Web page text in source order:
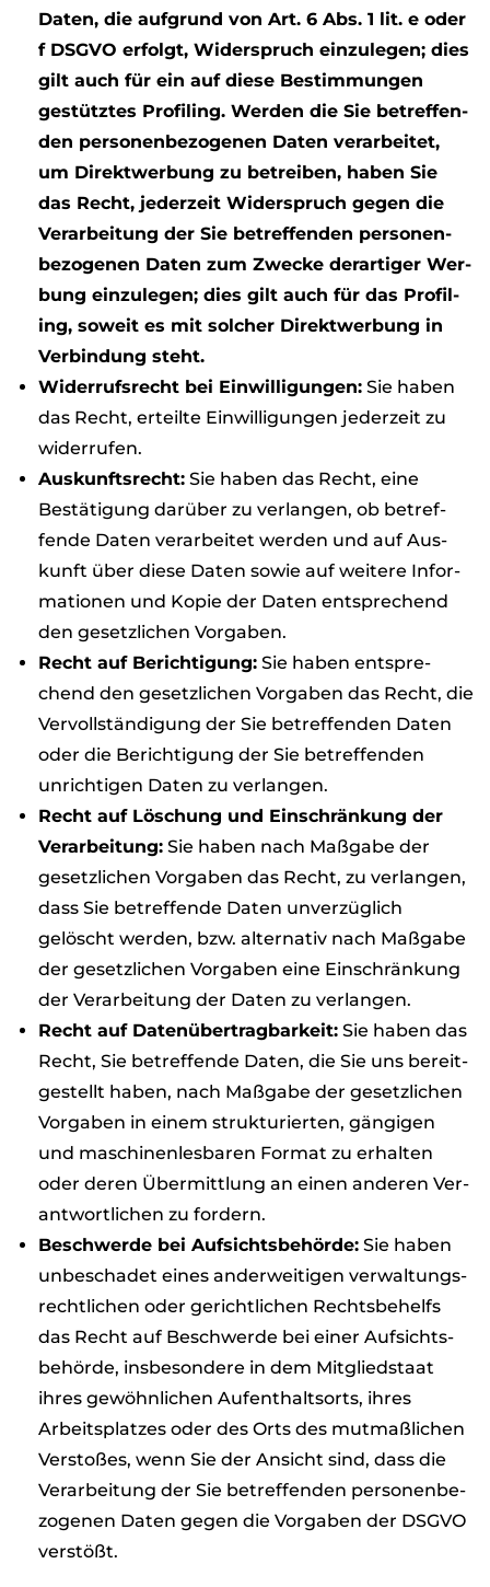
Daten, die auf­grund von Art. 6 Abs. 1 lit. e oder
f DSGVO erfolgt, Wider­spruch ein­zu­le­gen; dies
gilt auch für ein auf diese Bestim­mun­gen
gestütz­tes Pro­fil­ing. Wer­den die Sie betref­fen­
den per­so­nen­be­zo­ge­nen Daten ver­ar­bei­tet,
um Direkt­wer­bung zu betrei­ben, haben Sie
das Recht, jeder­zeit Wider­spruch gegen die
Ver­ar­bei­tung der Sie betref­fen­den per­so­nen­
be­zo­ge­nen Daten zum Zwe­cke der­ar­ti­ger Wer­
bung ein­zu­le­gen; dies gilt auch für das Pro­fil­
ing, soweit es mit sol­cher Direkt­wer­bung in
Ver­bin­dung steht.
Wider­rufs­recht bei Ein­wil­li­gun­gen: Sie haben
das Recht, erteilte Ein­wil­li­gun­gen jeder­zeit zu
wider­ru­fen.
Aus­kunfts­recht: Sie haben das Recht, eine
Bestä­ti­gung dar­über zu ver­lan­gen, ob betref­
fende Daten ver­ar­bei­tet wer­den und auf Aus­
kunft über diese Daten sowie auf wei­tere Infor­
ma­tio­nen und Kopie der Daten ent­spre­chend
den gesetz­li­chen Vor­ga­ben.
Recht auf Berich­ti­gung: Sie haben ent­spre­
chend den gesetz­li­chen Vor­ga­ben das Recht, die
Ver­voll­stän­di­gung der Sie betref­fen­den Daten
oder die Berich­ti­gung der Sie betref­fen­den
unrich­ti­gen Daten zu ver­lan­gen.
Recht auf Löschung und Ein­schrän­kung der
Ver­ar­bei­tung: Sie haben nach Maß­gabe der
gesetz­li­chen Vor­ga­ben das Recht, zu ver­lan­gen,
dass Sie betref­fende Daten unver­züg­lich
gelöscht wer­den, bzw. alter­na­tiv nach Maß­gabe
der gesetz­li­chen Vor­ga­ben eine Ein­schrän­kung
der Ver­ar­bei­tung der Daten zu ver­lan­gen.
Recht auf Daten­über­trag­bar­keit: Sie haben das
Recht, Sie betref­fende Daten, die Sie uns bereit­
ge­stellt haben, nach Maß­gabe der gesetz­li­chen
Vor­ga­ben in einem struk­tu­rier­ten, gän­gi­gen
und maschi­nen­les­ba­ren For­mat zu erhal­ten
oder deren Über­mitt­lung an einen ande­ren Ver­
ant­wort­li­chen zu for­dern.
Beschwerde bei Auf­sichts­be­hörde: Sie haben
unbe­scha­det eines ander­wei­ti­gen ver­wal­tungs­
recht­li­chen oder gericht­li­chen Rechts­be­helfs
das Recht auf Beschwerde bei einer Auf­sichts­
be­hörde, ins­be­son­dere in dem Mit­glied­staat
ihres gewöhn­li­chen Auf­ent­halts­orts, ihres
Arbeits­plat­zes oder des Orts des mut­maß­li­chen
Ver­sto­ßes, wenn Sie der Ansicht sind, dass die
Ver­ar­bei­tung der Sie betref­fen­den per­so­nen­be­
zo­ge­nen Daten gegen die Vor­ga­ben der DSGVO
ver­stößt.